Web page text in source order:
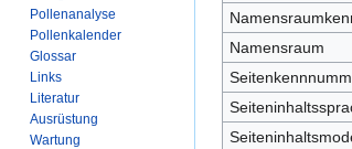
Namensraum
Pollenanalyse
Pollenkalender
Glossar
Links
Literatur
Ausrüstung
Wartung